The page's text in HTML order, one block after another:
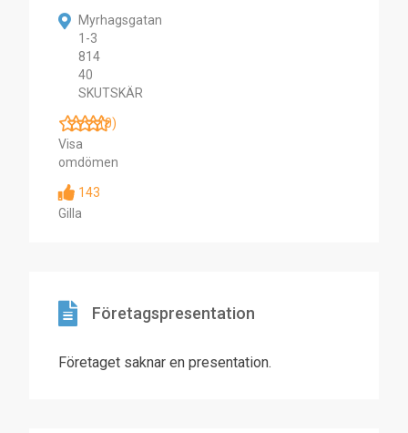
Myrhagsgatan
1-3
814
40
SKUTSKÄR
(0)
Visa
omdömen
143
Gilla
Företagspresentation
Företaget saknar en presentation.